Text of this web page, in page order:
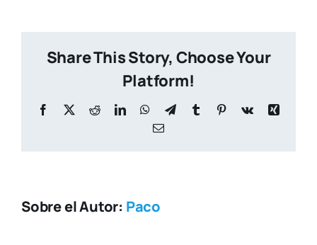
Share This Story, Choose Your
Platform!
Facebook
X RedditLinkedInWhatsApp
TelegramTumblr Pinterest
Vk
Xing
Correo
Sobre el Autor: Paco